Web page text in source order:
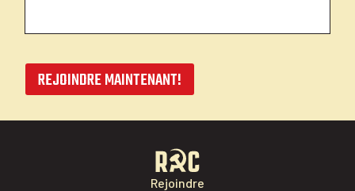
REJOINDRE MAINTENANT!
Rejoindre